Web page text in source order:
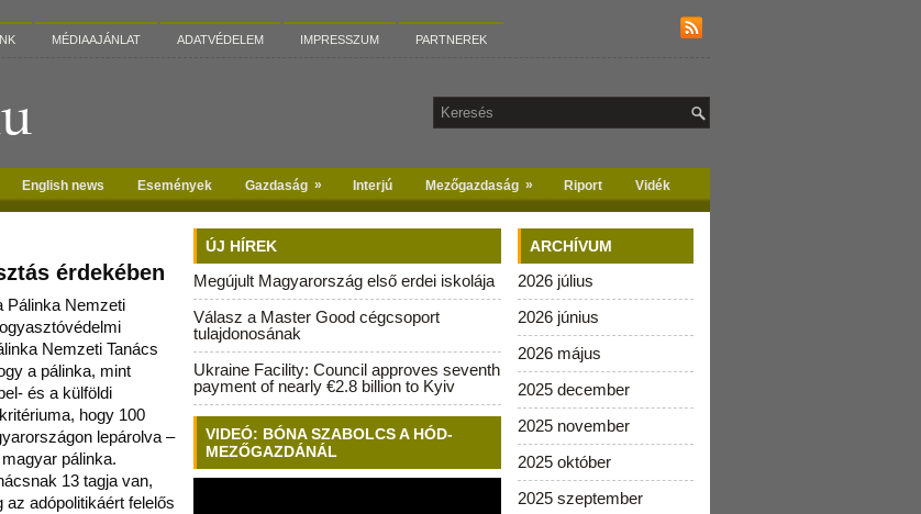
MÉDIAAJÁNLAT ADATVÉDELEM IMPRESSZUM PARTNEREK
English news Események Gazdaság » Interjú Mezőgazdaság » Riport Vidék
érdekében
Pálinka Nemzeti
Nemzeti Tanács
a pálinka, mint
és a külföldi
hogy 100
lepárolva –
pálinka.
13 tagja van,
adópolitikáért felelős
ÚJ HÍREK
Megújult Magyarország első erdei iskolája
Válasz a Master Good cégcsoport
tulajdonosának
Ukraine Facility: Council approves seventh
payment of nearly €2.8 billion to Kyiv
VIDEÓ: BÓNA SZABOLCS A HÓD-
MEZŐGAZDÁNÁL
ARCHÍVUM
2026 július
2026 június
2026 május
2025 december
2025 november
2025 október
2025 szeptember